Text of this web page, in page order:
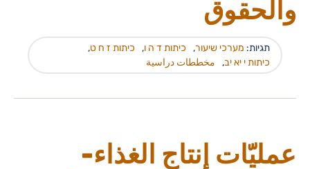
والحقوق
תגיות: מערכי שיעור, כיתות ד ה ו, כיתות ז ח ט,
כיתות י יא יב, مخططات دراسية
عمليّات إنتاج الغذاء-